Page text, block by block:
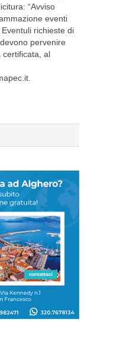
“Avviso
eventi
richieste di
pervenire
certificata, al